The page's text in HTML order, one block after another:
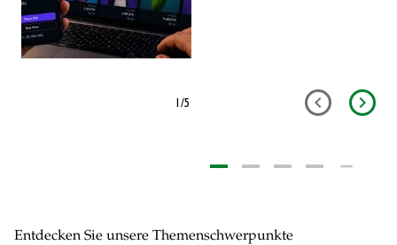
1/5
Entdecken Sie unsere Themenschwerpunkte